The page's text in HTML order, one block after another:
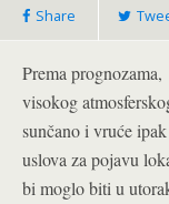
Share
Prema
visokog
sunčano i vruće
uslova za pojavu
bi moglo biti u